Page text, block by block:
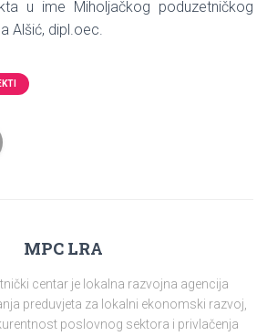
u ime Miholjačkog poduzetničkog
Alšić, dipl.oec.
MPC LRA
centar je lokalna razvojna agencija
preduvjeta za lokalni ekonomski razvoj,
poslovnog sektora i privlačenja